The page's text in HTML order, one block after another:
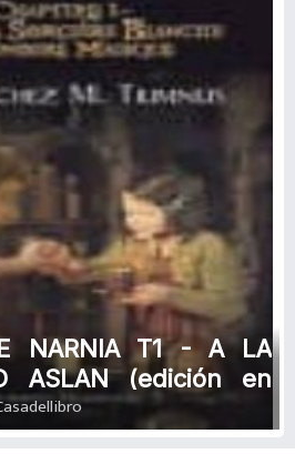
NARNIA T1 - A LA
ASLAN (edición en
STAPLES LEWIS